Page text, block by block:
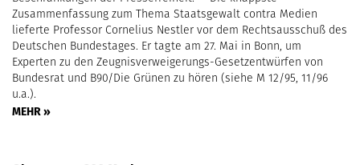
Zusammenfassung zum Thema Staatsgewalt contra Medien
lieferte Professor Cornelius Nestler vor dem Rechtsausschuß des
Deutschen Bundestages. Er tagte am 27. Mai in Bonn, um
Experten zu den Zeugnisverweigerungs-Gesetzentwürfen von
Bundesrat und B90/Die Grünen zu hören (siehe M 12/95, 11/96
u.a.).
MEHR »